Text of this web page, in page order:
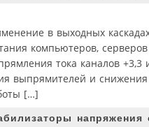
в выходных
компьютеров,
тока каналов
выпрямителей и
[…]
напряжения